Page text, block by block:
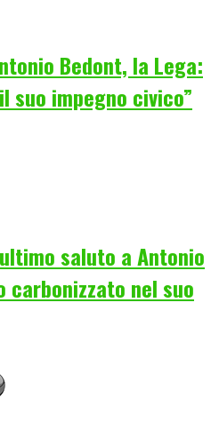
Bedont, la Lega:
suo impegno civico”
saluto a Antonio
carbonizzato nel suo